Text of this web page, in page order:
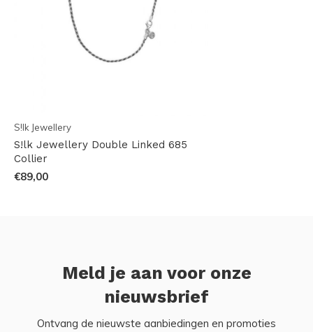
S!lk Jewellery
S!lk Jewellery Double Linked 685
Collier
€89,00
Meld je aan voor onze
nieuwsbrief
Ontvang de nieuwste aanbiedingen en promoties